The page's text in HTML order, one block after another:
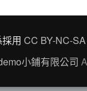
用 CC BY-NC-
小鋪有限公司